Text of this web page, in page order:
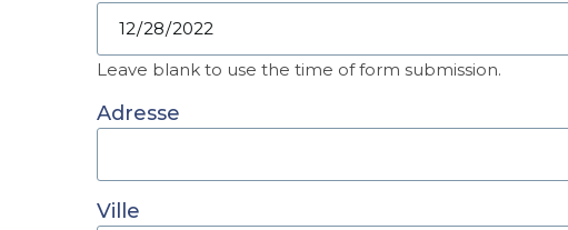
Date
Leave blank to use the time of form submission.
Adresse
Ville